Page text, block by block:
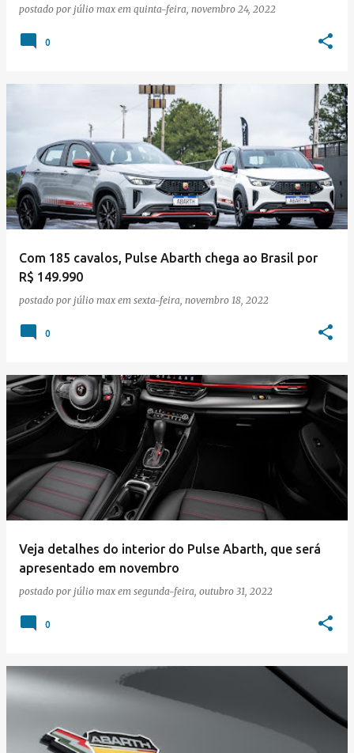
postado por júlio max em quinta-feira, novembro 24, 2022
0
Com 185 cavalos, Pulse Abarth chega ao Brasil por
R$ 149.990
postado por júlio max em sexta-feira, novembro 18, 2022
0
Veja detalhes do interior do Pulse Abarth, que será
apresentado em novembro
postado por júlio max em segunda-feira, outubro 31, 2022
0